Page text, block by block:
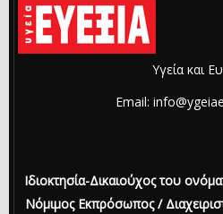
Υγεία και
Email:
Ιδιοκτησία-Δικαιούχος του
Νόμιμος Εκπρόσωπος /